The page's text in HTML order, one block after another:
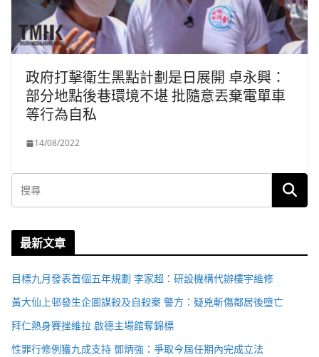
政府打擊衛生黑點計劃是日展開 卓永興：
部分地點後巷環境不堪 批隨意丟棄電單車
等行為自私
14/08/2022
最新文章
目標九月發表首個五年規劃 李家超：研設機構代辦樓宇維修
黃大仙上邨發生企圖謀殺及自殺案 警方：疑兇斬傷鄰居後墮亡
拜仁熱身賽挫維拉 啟德主場館奪錦標
性罪行修例獲九成支持 鄧炳強：爭取今屆任期內完成立法